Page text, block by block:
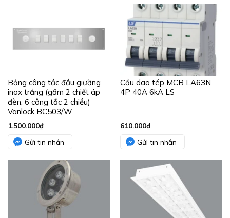
Bảng công tắc đầu giường
inox trắng (gồm 2 chiết áp
đèn, 6 công tắc 2 chiều)
Vanlock BC503/W
1.500.000₫
Gửi tin nhắn
Cầu dao tép MCB LA63N
4P 40A 6kA LS
610.000₫
Gửi tin nhắn